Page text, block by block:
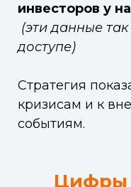
инвесторов у
(эти данные
доступе)
Стратегия
кризисам и к
событиям.
Цифры